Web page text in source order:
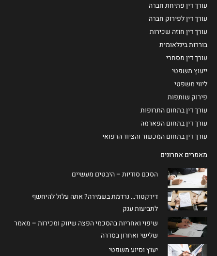
עורך דין פתיחת חברה
עורך דין לפירוק חברה
עורך דין חוזה שכירות
בוררות בינלאומית
עורך דין מסחרי
ייעוץ משפטי
ליווי משפטי
פירוק שותפות
עורך דין בתחום התרופות
עורך דין בתחום הפארמה
עורך דין בתחום המכשור והציוד הרפואי
מאמרים אחרונים
הסכם סודיות – היבטים מעשיים
דירקטור… נרדמת בשמירה? אתה עלול להיחשף
לתביעות ענק
שיפוי ואחריות בהסכמי הפצה שיווק ומכירות – מאמר
שלישי ואחרון בסדרה
יעוץ וסיוע משפטי